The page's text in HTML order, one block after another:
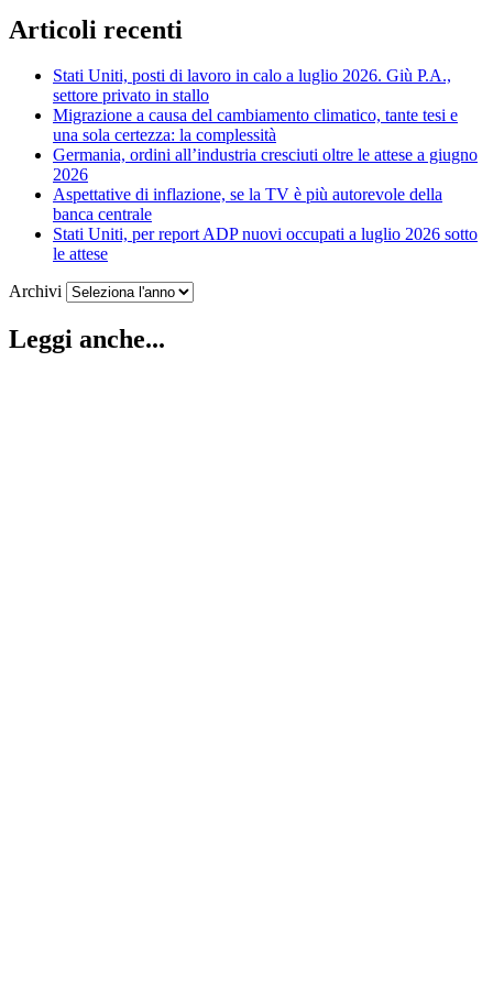
Articoli recenti
Stati Uniti, posti di lavoro in calo a luglio 2026. Giù P.A.,
settore privato in stallo
Migrazione a causa del cambiamento climatico, tante tesi e
una sola certezza: la complessità
Germania, ordini all’industria cresciuti oltre le attese a giugno
2026
Aspettative di inflazione, se la TV è più autorevole della
banca centrale
Stati Uniti, per report ADP nuovi occupati a luglio 2026 sotto
le attese
Archivi
Leggi anche...